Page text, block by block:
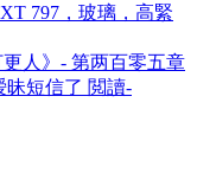
797，玻璃，高緊
人》- 第两百零五章
昧短信了 閲讀-